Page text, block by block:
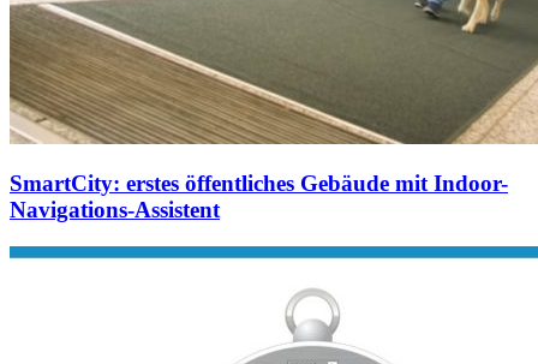
SmartCity: erstes öffentliches Gebäude mit Indoor-
Navigations-Assistent